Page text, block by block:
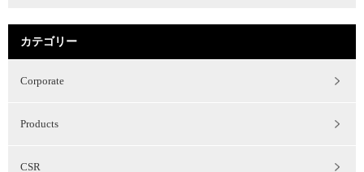
カテゴリー
Corporate
Products
CSR